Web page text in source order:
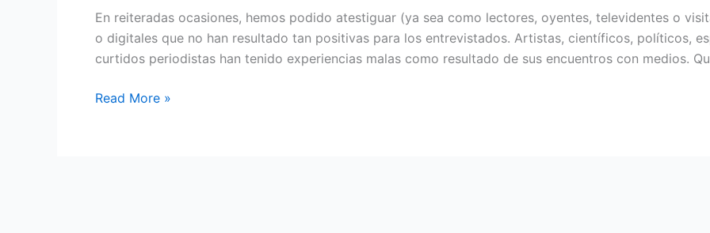
En reiteradas ocasiones, hemos podido atestiguar (ya sea como lectores, oyentes, televidentes o
o digitales que no han resultado tan positivas para los entrevistados. Artistas, científicos, políticos,
curtidos periodistas han tenido experiencias malas como resultado de sus encuentros con medios.
periodística
óptima
IRead More »